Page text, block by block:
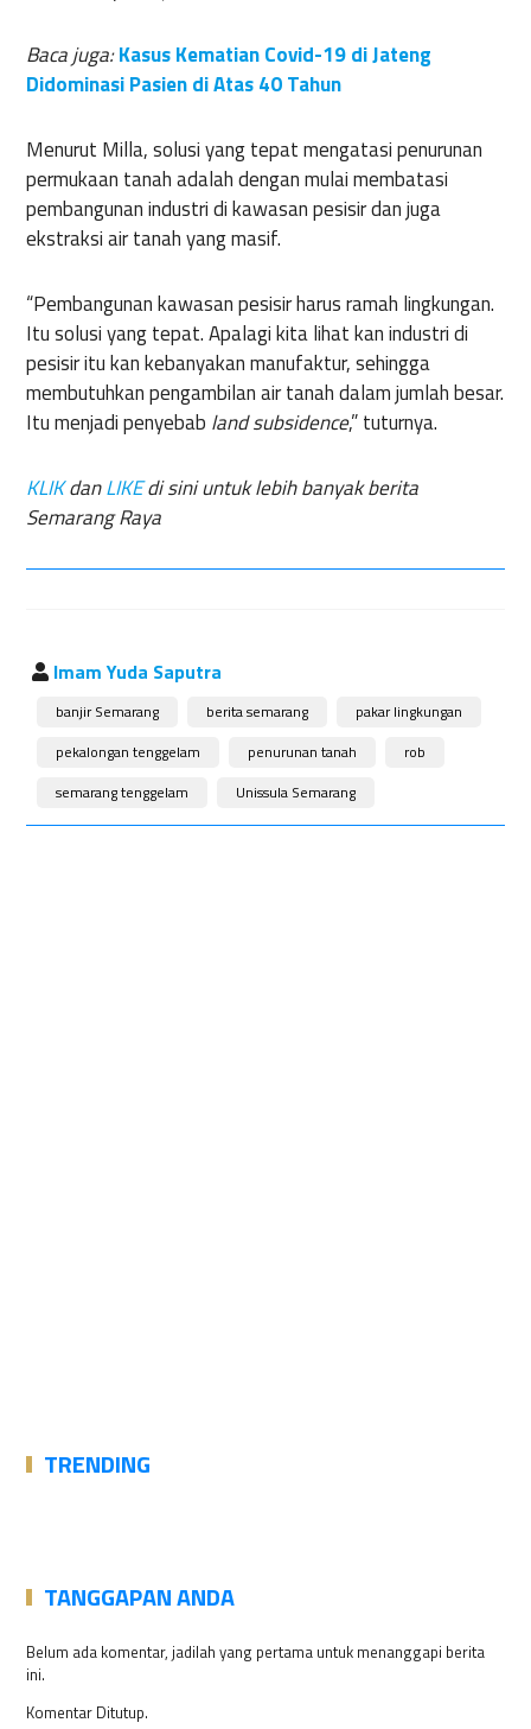
Baca juga:Kasus Kematian Covid-19 di Jateng
Didominasi Pasien di Atas 40 Tahun
Menurut Milla, solusi yang tepat mengatasi penurunan
permukaan tanah adalah dengan mulai membatasi
pembangunan industri di kawasan pesisir dan juga
ekstraksi air tanah yang masif.
“Pembangunan kawasan pesisir harus ramah lingkungan.
Itu solusi yang tepat. Apalagi kita lihat kan industri di
pesisir itu kan kebanyakan manufaktur, sehingga
membutuhkan pengambilan air tanah dalam jumlah besar.
Itu menjadi penyebab land subsidence,” tuturnya.
KLIKdanLIKEdi sini untuk lebih banyak berita
Semarang Raya
Imam Yuda Saputra
banjir Semarang berita semarang
pakar lingkungan
pekalongan tenggelam
penurunan tanah
rob
semarang tenggelam
Unissula Semarang
TRENDING
TANGGAPAN ANDA
Belum ada komentar, jadilah yang pertama untuk menanggapi berita
ini.
Komentar Ditutup.